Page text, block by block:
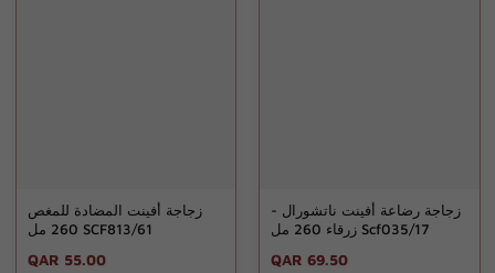
زجاجة أفينت المضادة للمغص
260 مل SCF813/61
Regular
QAR 55.00
زجاجة رضاعة أفينت ناتشورال -
زرقاء 260 مل Scf035/17
Regular
QAR 69.50